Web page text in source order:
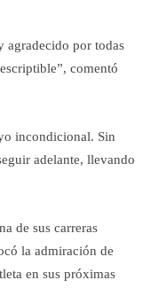
agradecido por todas
comentó
incondicional. Sin
adelante, llevando
de sus carreras
la admiración de
en sus próximas